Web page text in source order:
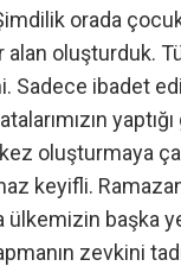
orada
oluşturduk.
Sadece ibadet
oluşturmaya
keyifli.
ülkemizin başka
zevkini